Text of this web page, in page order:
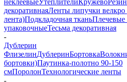
неклеевыеУтеплителиКружево
декоративнаяЛенты липучки велкро
лента)Подкладочная тканьПлечевые
упаковочныеТесьма декоративная
-
Дублерин
ФлизелинДублеринБортовка
бортовки)Паутинка-полотно 90-150
смПоролонТехнологические ленты
-